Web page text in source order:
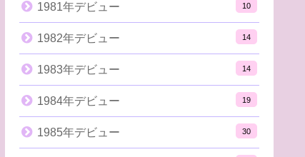
1981年デビュー 10
1982年デビュー 14
1983年デビュー 14
1984年デビュー 19
1985年デビュー 30